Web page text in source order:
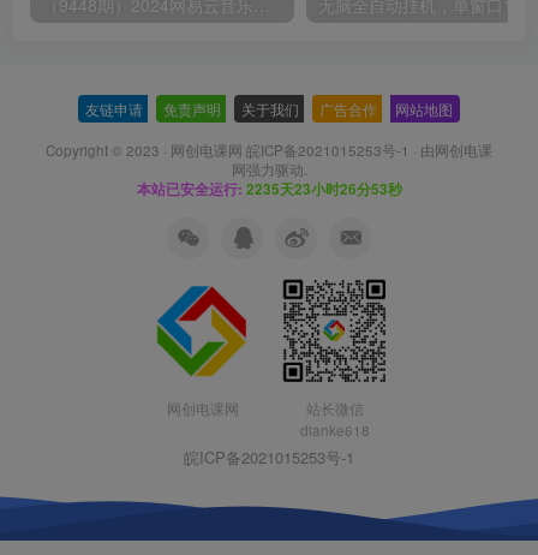
友链申请 免责声明 关于我们 广告合作 网站地图
Copyright © 2023 · 网创电课网 皖ICP备2021015253号-1 · 由网创电课
网强力驱动.
本站已安全运行: 2235天23小时26分53秒
网创电课网
站长微信
dianke618
皖ICP备2021015253号-1